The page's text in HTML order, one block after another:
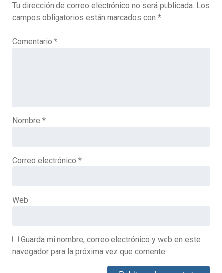
Tu dirección de correo electrónico no será publicada. Los
campos obligatorios están marcados con *
Comentario *
Nombre *
Correo electrónico *
Web
Guarda mi nombre, correo electrónico y web en este
navegador para la próxima vez que comente.